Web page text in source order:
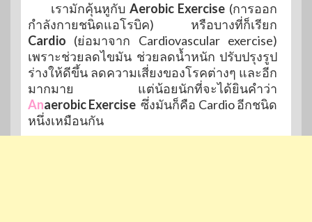
เรามักคุ้นหูกับ Aerobic Exercise (การออก
กำลังกายชนิดแอโรบิค) หรือบางที่ก็เรียก
Cardio (ย่อมาจาก Cardiovascular exercise)
เพราะช่วยลดไขมัน ช่วยลดน้ำหนัก ปรับปรุงรูป
ร่างให้ดีขึ้น ลดความเสี่ยงของโรคต่างๆ และอีก
มากมาย แต่น้อยนักที่จะได้ยินคำว่า
Anaerobic Exercise ซึ่งมันก็คือ Cardio อีกชนิด
หนึ่งเหมือนกัน